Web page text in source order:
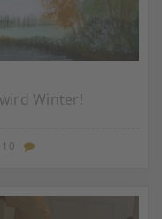
Winter!